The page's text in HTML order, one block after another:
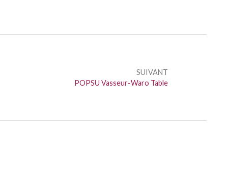
SUIVANT
Suivant :
POPSU Vasseur-Waro Table